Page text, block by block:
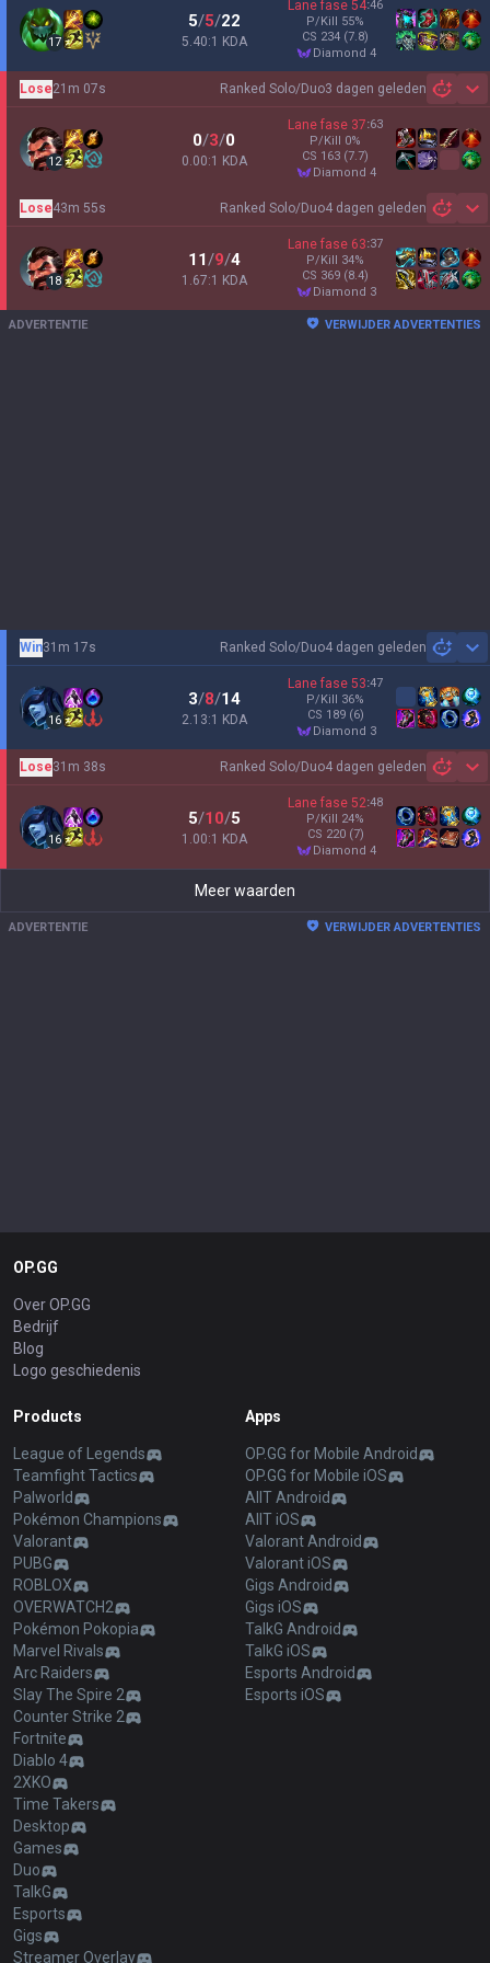
17
5/5/22
5.40:1 KDA
Lane fase 54:46
P/Kill 55%
CS 234 (7.8)
diamond 4
Ranked Solo/Duo3 dagen geleden
Lose21m 07s
12
0/3/0
0.00:1 KDA
Lane fase 37:63
P/Kill 0%
CS 163 (7.7)
diamond 4
Ranked Solo/Duo4 dagen geleden
Lose43m 55s
18
11/9/4
1.67:1 KDA
Lane fase 63:37
P/Kill 34%
CS 369 (8.4)
diamond 3
ADVERTENTIE VERWIJDER ADVERTENTIES
Ranked Solo/Duo4 dagen geleden
Win31m 17s
16
3/8/14
2.13:1 KDA
Lane fase 53:47
P/Kill 36%
CS 189 (6)
diamond 3
Ranked Solo/Duo4 dagen geleden
Lose31m 38s
16
5/10/5
1.00:1 KDA
Lane fase 52:48
P/Kill 24%
CS 220 (7)
diamond 4
Meer waarden
ADVERTENTIE VERWIJDER ADVERTENTIES
OP.GG
Over OP.GG
Bedrijf
Blog
Logo geschiedenis
Products
League of Legends
Teamfight Tactics
Palworld
Pokémon Champions
Valorant
PUBG
ROBLOX
OVERWATCH2
Pokémon Pokopia
Marvel Rivals
Arc Raiders
Slay The Spire 2
Counter Strike 2
Fortnite
Diablo 4
2XKO
Time Takers
Desktop
Games
Duo
TalkG
Esports
Gigs
Streamer Overlay
Apps
OP.GG for Mobile Android
OP.GG for Mobile iOS
AllT Android
AllT iOS
Valorant Android
Valorant iOS
Gigs Android
Gigs iOS
TalkG Android
TalkG iOS
Esports Android
Esports iOS